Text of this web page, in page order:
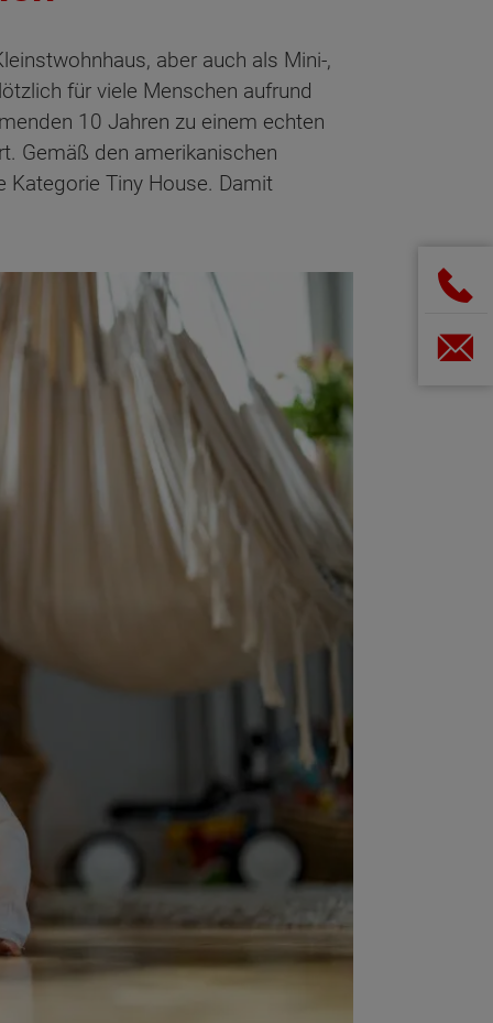
aber auch als Mini-,
für viele Menschen aufrund
10 Jahren zu einem echten
Gemäß den amerikanischen
Kategorie Tiny House. Damit